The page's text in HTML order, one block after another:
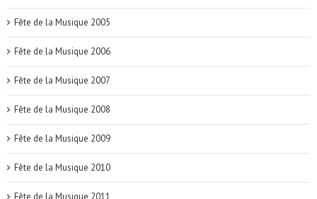
Fête de la Musique 2005
Fête de la Musique 2006
Fête de la Musique 2007
Fête de la Musique 2008
Fête de la Musique 2009
Fête de la Musique 2010
Fête de la Musique 2011